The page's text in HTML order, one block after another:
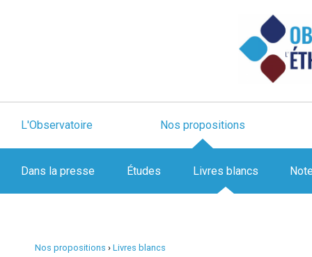
L'Observatoire Nos propositions
Dans la presse Études Livres blancs
Nos propositions › Livres blancs